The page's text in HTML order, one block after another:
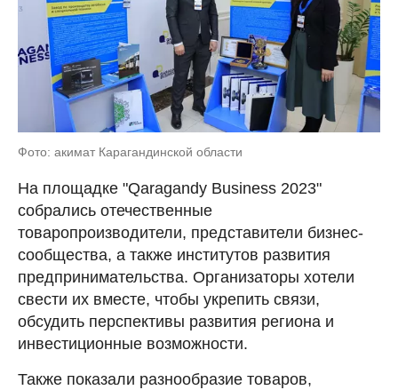
Фото: акимат Карагандинской области
На площадке "Qaragandy Business 2023"
собрались отечественные
товаропроизводители, представители бизнес-
сообщества, а также институтов развития
предпринимательства. Организаторы хотели
свести их вместе, чтобы укрепить связи,
обсудить перспективы развития региона и
инвестиционные возможности.
Также показали разнообразие товаров,